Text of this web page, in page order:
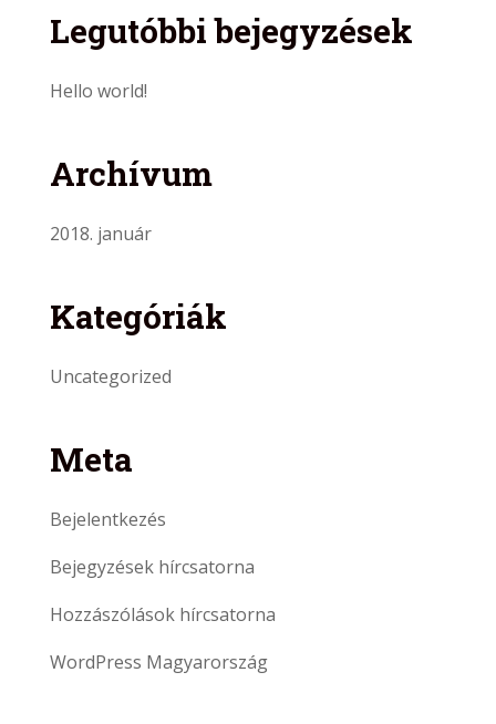
Legutóbbi bejegyzések
Hello world!
Archívum
2018. január
Kategóriák
Uncategorized
Meta
Bejelentkezés
Bejegyzések hírcsatorna
Hozzászólások hírcsatorna
WordPress Magyarország